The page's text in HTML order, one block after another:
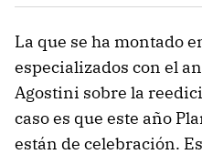
La que se ha montado
especializados con el
Agostini sobre la
caso es que este año
están de celebración.